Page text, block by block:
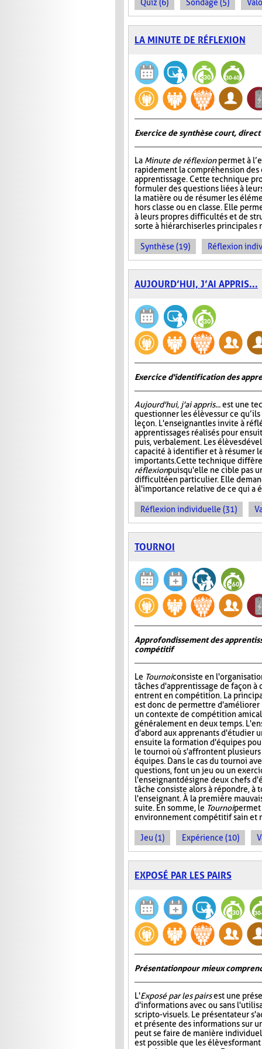
Quiz (6) Sondage (5)
LA MINUTE DE RÉFLEXION
Exercice de synthèse court,
La Minute de réflexionpermet à
rapidement la compréhension des
apprentissage. Cette technique
formuler des questions liées à
la matière ou de résumer les
hors classe ou en classe. Elle
à leurs propres difficultés et de
sorte à hiérarchiser les principales
Synthèse (19) Réflexion
AUJOURD’HUI, J’AI APPRIS...
Exercice d'identification des
Aujourd'hui, j'ai appris...est une
questionner les élèves sur ce
leçon. L'enseignant les invite à
apprentissages réalisés pour
puis, verbalement. Les élèves
capacité à identifier et à résumer
importants. Cette technique
réflexionpuisqu'elle ne cible pas
difficulté en particulier. Elle
à l'importance relative de ce qui a
Réflexion individuelle (31)
TOURNOI
Approfondissement des
compétitif
Le Tournoiconsiste en
tâches d'apprentissage de façon à
entrent en compétition. La
est donc de permettre d'améliorer
un contexte de compétition
généralement en deux temps.
d'abord aux apprenants d'étudier
ensuite la formation d'équipes
le tournoi où s'affrontent
équipes. Dans le cas du tournoi
questions, font un jeu ou un
l'enseignant désigne deux chefs
tâche consiste alors à répondre, à
l'enseignant. À la première
suite. En somme, le Tournoipermet
environnement compétitif sain et
Jeu (1) Expérience (10)
EXPOSÉ PAR LES PAIRS
Présentation pour mieux
L'Exposé par les pairsest une
d'informations avec ou sans
scripto-visuels. Le présentateur
et présente des informations sur
peut se faire de manière
est possible que les élèves